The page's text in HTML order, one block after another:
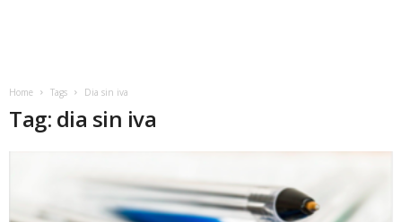
Home Tags Dia sin iva
Tag: dia sin iva